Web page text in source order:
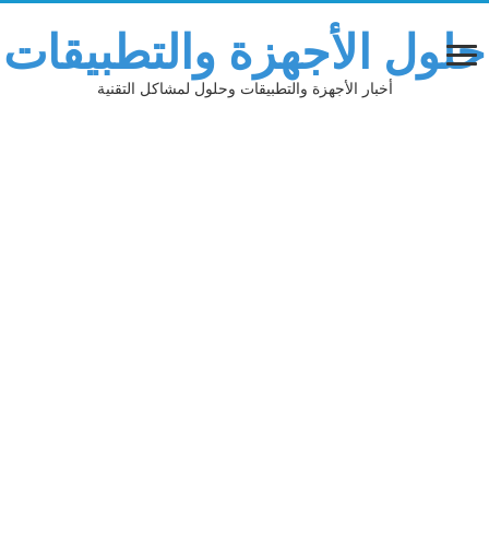
حلول الأجهزة والتطبيقات
أخبار الأجهزة والتطبيقات وحلول لمشاكل التقنية